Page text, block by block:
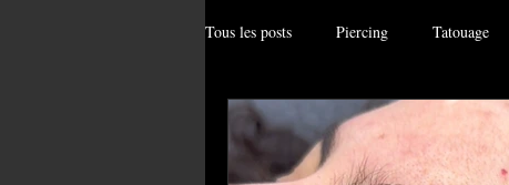
Tous les posts Piercing Tatouage